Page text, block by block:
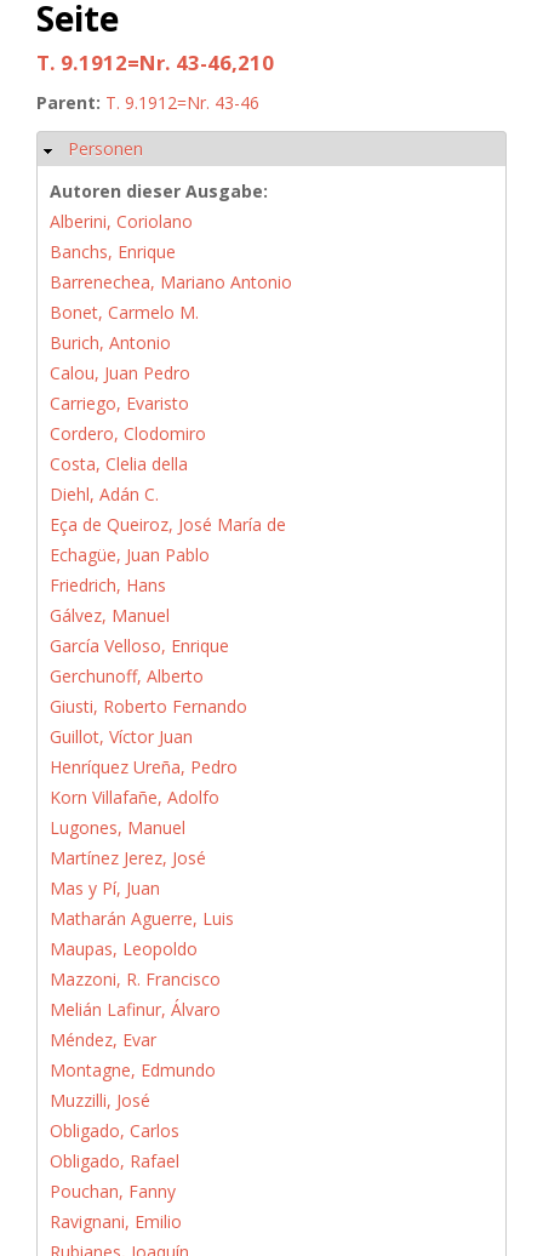
Seite
T. 9.1912=Nr. 43-46,210
Parent: T. 9.1912=Nr. 43-46
Hide
Personen
Autoren dieser Ausgabe:
Alberini, Coriolano
Banchs, Enrique
Barrenechea, Mariano Antonio
Bonet, Carmelo M.
Burich, Antonio
Calou, Juan Pedro
Carriego, Evaristo
Cordero, Clodomiro
Costa, Clelia della
Diehl, Adán C.
Eça de Queiroz, José María de
Echagüe, Juan Pablo
Friedrich, Hans
Gálvez, Manuel
García Velloso, Enrique
Gerchunoff, Alberto
Giusti, Roberto Fernando
Guillot, Víctor Juan
Henríquez Ureña, Pedro
Korn Villafañe, Adolfo
Lugones, Manuel
Martínez Jerez, José
Mas y Pí, Juan
Matharán Aguerre, Luis
Maupas, Leopoldo
Mazzoni, R. Francisco
Melián Lafinur, Álvaro
Méndez, Evar
Montagne, Edmundo
Muzzilli, José
Obligado, Carlos
Obligado, Rafael
Pouchan, Fanny
Ravignani, Emilio
Rubianes, Joaquín